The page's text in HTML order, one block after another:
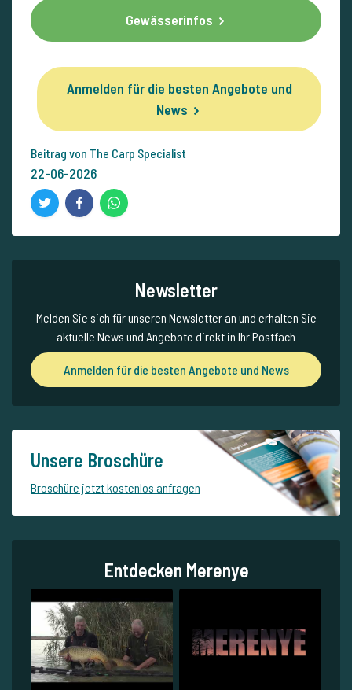
Gewässerinfos
Anmelden für die besten Angebote und
News
Beitrag von The Carp Specialist
22-06-2026
Newsletter
Melden Sie sich für unseren Newsletter an und erhalten Sie
aktuelle News und Angebote direkt in Ihr Postfach
Anmelden für die besten Angebote und News
Unsere Broschüre
Broschüre jetzt kostenlos anfragen
Entdecken Merenye